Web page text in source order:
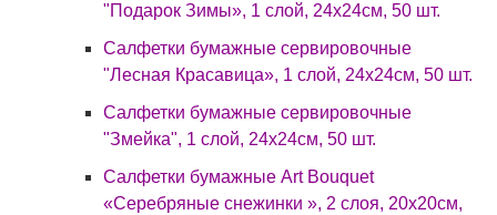
"Подарок Зимы», 1 слой, 24х24см, 50 шт.
Салфетки бумажные сервировочные
"Лесная Красавица», 1 слой, 24х24см, 50 шт.
Салфетки бумажные сервировочные
"Змейка", 1 слой, 24х24см, 50 шт.
Салфетки бумажные Art Bouquet
«Серебряные снежинки », 2 слоя, 20х20см,